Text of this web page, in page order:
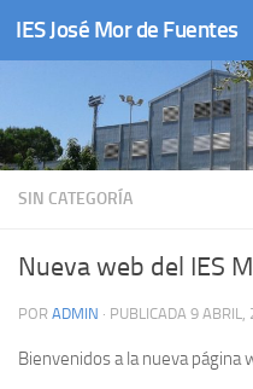
Saltar al contenido
IES José Mor de Fuentes
SIN CATEGORÍA
Nueva web del IES
POR ADMIN · PUBLICADA 9 ABRIL,
Bienvenidos a la nueva página